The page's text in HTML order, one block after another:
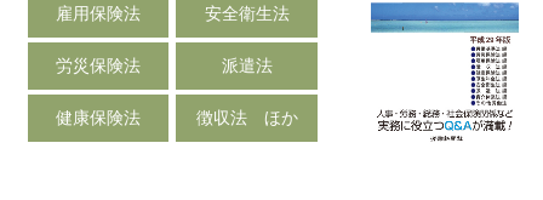
雇用保険法 安全衛生法
労災保険法 派遣法
健康保険法 徴収法 ほか